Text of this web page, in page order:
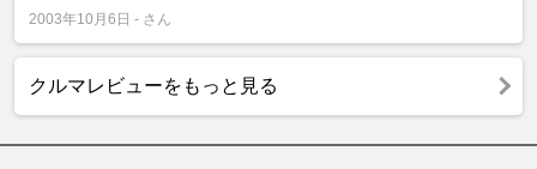
2003年10月6日 - さん
クルマレビューをもっと見る